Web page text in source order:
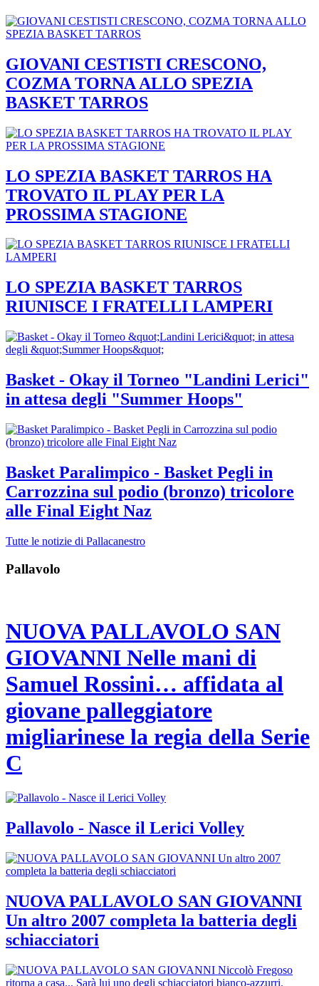
GIOVANI CESTISTI CRESCONO,
COZMA TORNA ALLO SPEZIA
BASKET TARROS
LO SPEZIA BASKET TARROS HA
TROVATO IL PLAY PER LA
PROSSIMA STAGIONE
LO SPEZIA BASKET TARROS
RIUNISCE I FRATELLI LAMPERI
Basket - Okay il Torneo "Landini Lerici"
in attesa degli "Summer Hoops"
Basket Paralimpico - Basket Pegli in
Carrozzina sul podio (bronzo) tricolore
alle Final Eight Naz
Tutte le notizie di Pallacanestro
Pallavolo
NUOVA PALLAVOLO SAN
GIOVANNI Nelle mani di
Samuel Rossini… affidata al
giovane palleggiatore
migliarinese la regia della Serie
C
Pallavolo - Nasce il Lerici Volley
NUOVA PALLAVOLO SAN GIOVANNI
Un altro 2007 completa la batteria degli
schiacciatori